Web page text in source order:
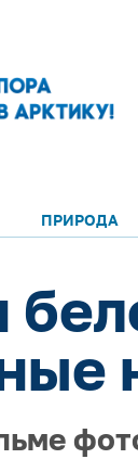
ПРИРОДА